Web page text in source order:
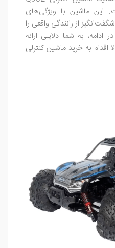
این ماشین با ویژگی‌های
از رانندگی واقعی را
ادامه، به شما دلایلی ارائه
به خرید ماشین کنترلی